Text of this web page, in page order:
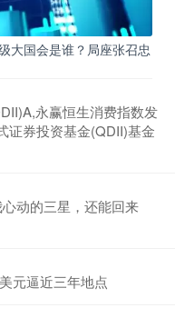
大国会是谁？局座张召忠
永赢恒生消费指数发
证券投资基金(QDII)基金
动的三星，还能回来
元逼近三年地点